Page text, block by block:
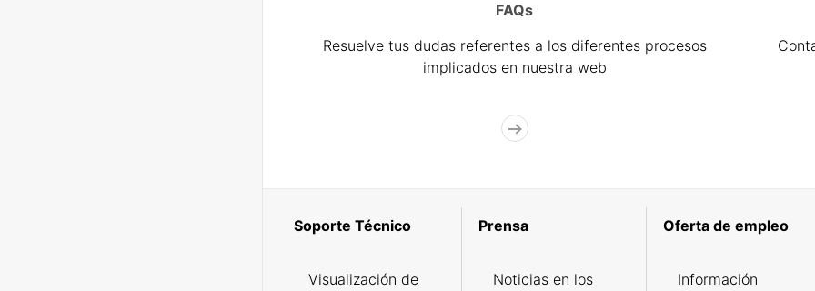
FAQs
Resuelve tus dudas referentes a los diferentes procesos
implicados en nuestra web
Soporte Técnico
Visualización de
Prensa
Noticias en los
Oferta de empleo
Información